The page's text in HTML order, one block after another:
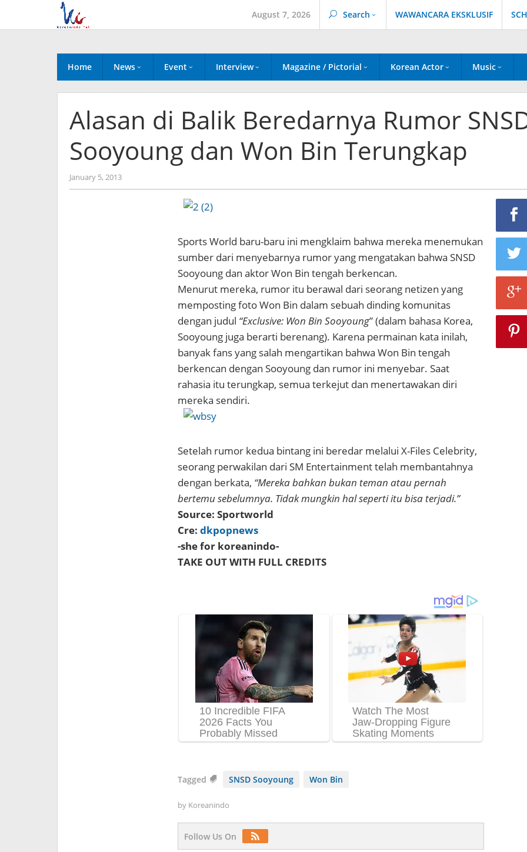
content
August 7, 2026 Search WAWANCARA EKSKLUSIF
Home News Event Interview Magazine / Pictorial Korean Actor Music
Alasan di Balik Beredarnya Rumor
Sooyoung dan Won Bin Terungkap
January 5, 2013by
Koreanindo
Sports World baru-baru ini mengklaim bahwa mereka menemukan
sumber dari menyebarnya rumor yang mengatakan bahwa SNSD
Sooyoung dan aktor Won Bin tengah berkencan.
Menurut mereka, rumor itu berawal dari seorang netizen yang
memposting foto Won Bin dalam sebuah dinding komunitas
dengan judul “Exclusive: Won Bin Sooyoung” (dalam bahasa Korea,
Sooyoung juga berarti berenang). Karena permainan kata inilah,
banyak fans yang salah mengartikan bahwa Won Bin tengah
berkencan dengan Sooyoung dan rumor ini menyebar. Saat
rahasia itu terungkap, semua terkejut dan menertawakan diri
mereka sendiri.
Setelah rumor kedua bintang ini beredar melalui X-Files Celebrity,
seorang perwakilan dari SM Entertainment telah membantahnya
dengan berkata, “Mereka bahkan bukan teman atau pernah
bertemu sebelumnya. Tidak mungkin hal seperti itu bisa terjadi.”
Source: Sportworld
Cre: dkpopnews
-she for koreanindo-
TAKE OUT WITH FULL CREDITS
Tagged SNSD Sooyoung Won Bin
by Koreanindo
Follow Us On